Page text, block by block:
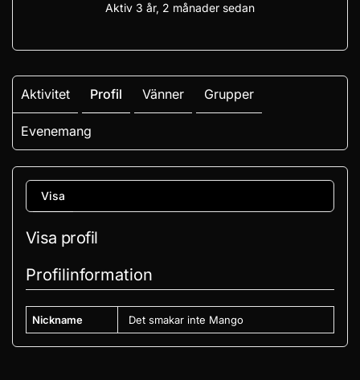
Aktiv 3 år, 2 månader sedan
Aktivitet Profil Vänner Grupper
Evenemang
Visa
Visa profil
Profilinformation
Nickname Det smakar inte Mango